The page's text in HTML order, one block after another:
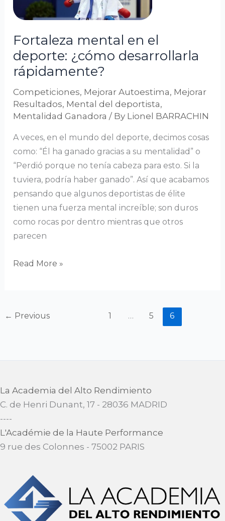
Fortaleza mental en el
deporte: ¿cómo desarrollarla
rápidamente?
Competiciones, Mejorar Autoestima, Mejorar
Resultados, Mental del deportista,
Mentalidad Ganadora / By Lionel BARRACHIN
A veces, en el mundo del deporte, decimos cosas
como: “Él ha ganado gracias a su mentalidad” o
“Perdió porque no tenía cabeza para esto. Si la
tuviera, podría haber ganado”. Así que acabamos
pensando que algunos deportistas de élite
tienen una fuerza mental increíble; son duros
como rocas por dentro mientras que otros
parecen
¿cómo
rápidamente?
Read More »
← Previous 1 … 5 6
La Academia del Alto Rendimiento
C. de Henri Dunant, 17 - 28036 MADRID
​----
L'Académie de la Haute Performance
9 rue des Colonnes - 75002 PARIS